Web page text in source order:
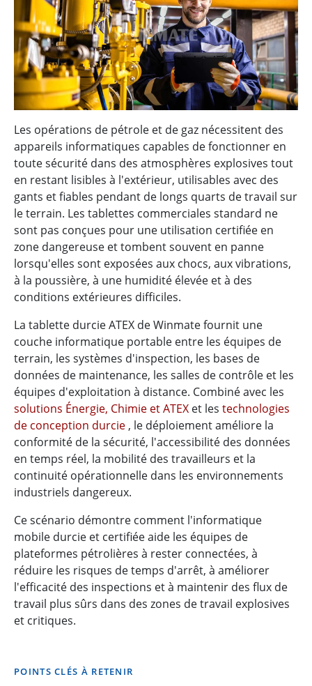
Les opérations de pétrole et de gaz nécessitent des
appareils informatiques capables de fonctionner en
toute sécurité dans des atmosphères explosives tout
en restant lisibles à l'extérieur, utilisables avec des
gants et fiables pendant de longs quarts de travail sur
le terrain. Les tablettes commerciales standard ne
sont pas conçues pour une utilisation certifiée en
zone dangereuse et tombent souvent en panne
lorsqu'elles sont exposées aux chocs, aux vibrations,
à la poussière, à une humidité élevée et à des
conditions extérieures difficiles.
La tablette durcie ATEX de Winmate fournit une
couche informatique portable entre les équipes de
terrain, les systèmes d'inspection, les bases de
données de maintenance, les salles de contrôle et les
équipes d'exploitation à distance. Combiné avec les
solutions Énergie, Chimie et ATEX et les technologies
de conception durcie , le déploiement améliore la
conformité de la sécurité, l'accessibilité des données
en temps réel, la mobilité des travailleurs et la
continuité opérationnelle dans les environnements
industriels dangereux.
Ce scénario démontre comment l'informatique
mobile durcie et certifiée aide les équipes de
plateformes pétrolières à rester connectées, à
réduire les risques de temps d'arrêt, à améliorer
l'efficacité des inspections et à maintenir des flux de
travail plus sûrs dans des zones de travail explosives
et critiques.
POINTS CLÉS À RETENIR